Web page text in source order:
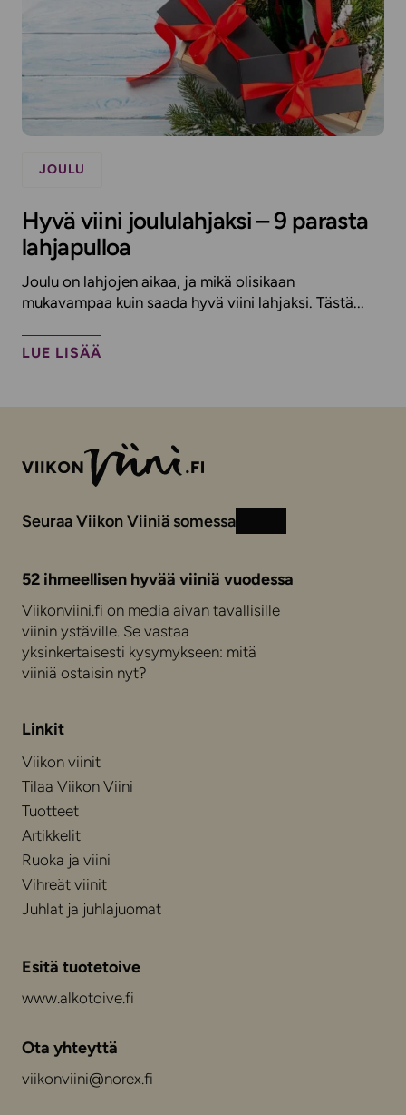
JOULU
Hyvä viini joululahjaksi – 9 parasta
lahjapulloa
Joulu on lahjojen aikaa, ja mikä olisikaan
mukavampaa kuin saada hyvä viini lahjaksi. Tästä...
LUE LISÄÄ
Seuraa Viikon Viiniä somessa Instagram
Facebook
52 ihmeellisen hyvää viiniä vuodessa
Viikonviini.fi on media aivan tavallisille
viinin ystäville. Se vastaa
yksinkertaisesti kysymykseen: mitä
viiniä ostaisin nyt?
Linkit
Viikon viinit
Tilaa Viikon Viini
Tuotteet
Artikkelit
Ruoka ja viini
Vihreät viinit
Juhlat ja juhlajuomat
Esitä tuotetoive
www.alkotoive.fi
Ota yhteyttä
viikonviini@norex.fi